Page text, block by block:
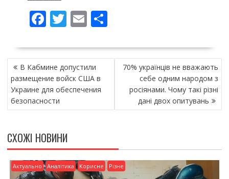
F
e
b
o
o
k
T
itt
er
E
ai
l
П
ді
и
НАВІГАЦІЯ
ЗАПИСІВ
В Кабмине допустили
размещение войск США в
Украине для обеспечения
безопасности
70% українців не вважають
себе одним народом з
росіянами. Чому такі різні
дані двох опитувань
СХОЖІ НОВИНИ
Актуально Аналітика Корисне Різне